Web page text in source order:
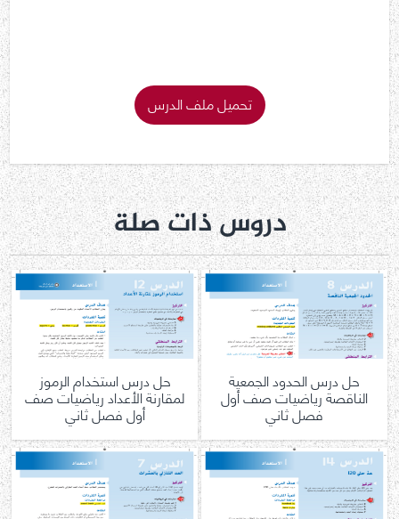
تحميل ملف الدرس
دروس ذات صلة
حل درس الحدود الجمعية
الناقصة رياضيات صف أول
فصل ثاني
حل درس استخدام الرموز
لمقارنة الأعداد رياضيات صف
أول فصل ثاني